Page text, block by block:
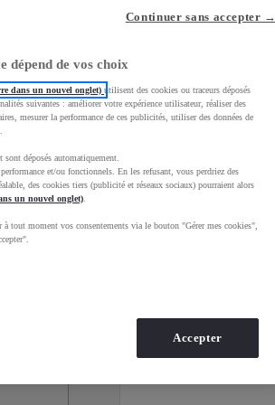
dépend de vos choix
dans un nouvel onglet) utilisent des cookies ou traceurs déposés
suivantes : améliorer votre expérience utilisateur, réaliser des
mesurer la performance de ces publicités, utiliser des données de
déposés automatiquement.
et/ou fonctionnels. En les refusant, vous perdriez des
des cookies tiers (publicité et réseaux sociaux) pourraient alors
un nouvel onglet)
tout moment vos consentements via le bouton "Gérer mes cookies",
Continuer sans accepter →
Accepter